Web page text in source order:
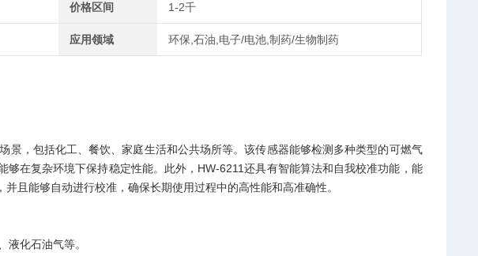
价格区间 1-2千
应用领域 环保,石油,电子/电池,制药/生物制药
景，包括化工、餐饮、家庭生活和公共场所等‌‌。该传感器能够检测多种类型的可燃气
在复杂环境下保持稳定性能‌。此外，HW-6211还具有智能算法和自我校准功能，能
且能够自动进行校准，确保长期使用过程中的高性能和高准确性‌。
液化石油气等‌。